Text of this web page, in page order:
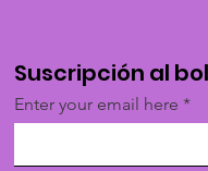
Suscripción al
Enter your email here